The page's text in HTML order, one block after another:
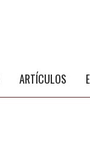
ARTÍCULOS